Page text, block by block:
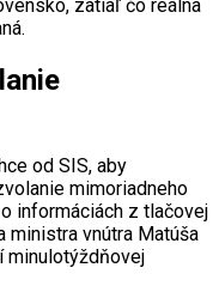
zatiaľ čo reálna
od SIS, aby
mimoriadneho
informáciách z tlačovej
ministra vnútra Matúša
minulotýždňovej